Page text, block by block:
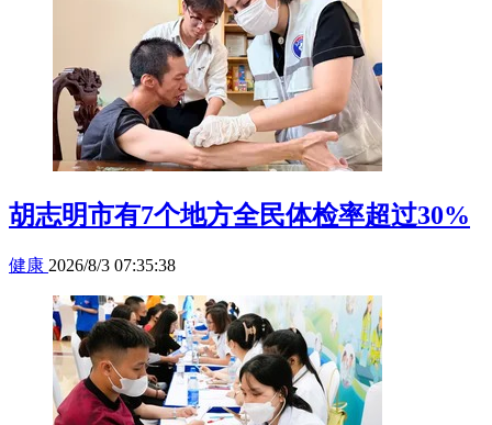
胡志明市有7个地方全民体检率超过30%
健康 2026/8/3 07:35:38